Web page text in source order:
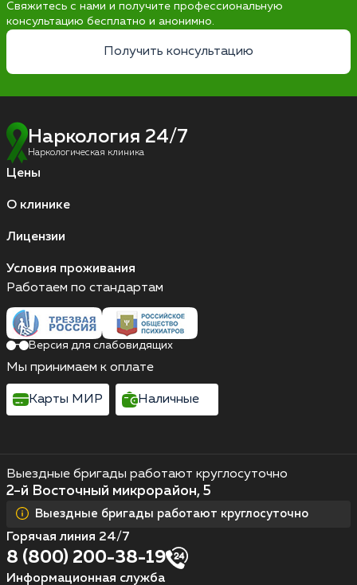
Свяжитесь с нами и получите профессиональную
консультацию бесплатно и анонимно.
Получить консультацию
Наркология 24/7
Наркологическая клиника
Цены
О клинике
Лицензии
Условия проживания
Выездные бригады работают круглосуточно
2-й Восточный микрорайон, 5
Выездные бригады работают круглосуточно
Горячая линия 24/7
8 (800) 200-38-19
Информационная служба
Работаем по стандартам
Версия для слабовидящих
Мы принимаем к оплате
Карты МИР Наличные